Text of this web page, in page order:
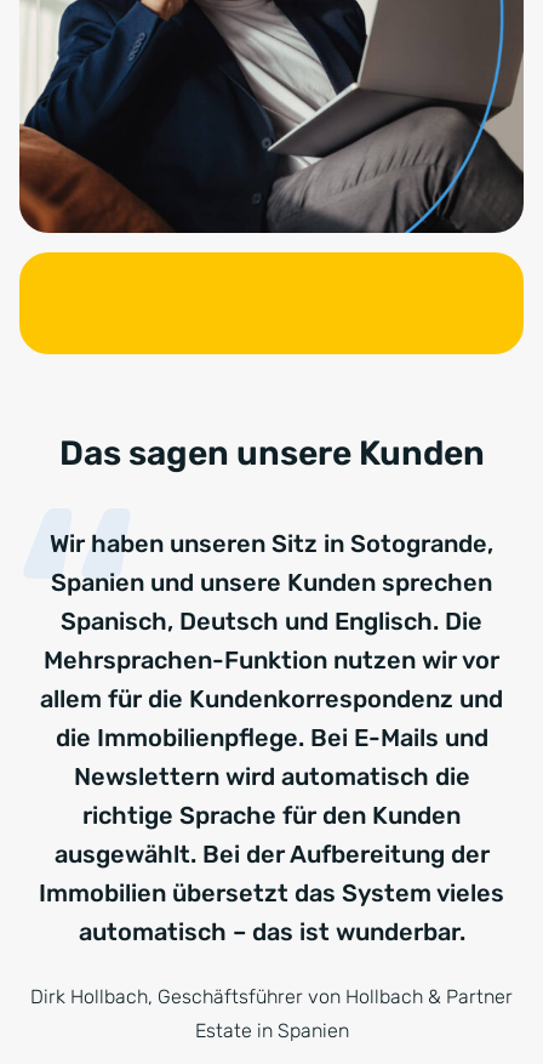
Das sagen unsere Kunden
Wir haben unseren Sitz in Sotogrande,
Spanien und unsere Kunden sprechen
Spanisch, Deutsch und Englisch. Die
Mehrsprachen-Funktion nutzen wir vor
allem für die Kundenkorrespondenz und
die Immobilienpflege. Bei E-Mails und
Newslettern wird automatisch die
richtige Sprache für den Kunden
ausgewählt. Bei der Aufbereitung der
Immobilien übersetzt das System vieles
automatisch – das ist wunderbar.
Dirk Hollbach, Geschäftsführer von Hollbach & Partner
Estate in Spanien